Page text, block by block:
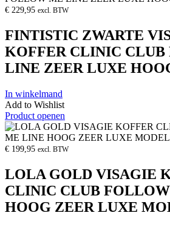
€ 229,95 excl. BTW
FINTISTIC ZWARTE
KOFFER CLINIC
LINE ZEER LUXE
In winkelmand
Add to Wishlist
Product openen
€ 199,95 excl. BTW
LOLA GOLD VISAGIE
CLINIC CLUB
HOOG ZEER LUXE